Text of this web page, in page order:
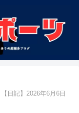
【日記】2026年6月6日